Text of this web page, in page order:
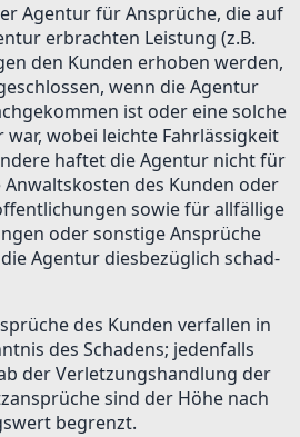
Agentur für Ansprüche, die auf
erbrachten Leistung (z.B.
den Kunden erhoben werden,
wenn die Agentur
ist oder eine solche
wobei leichte Fahrlässigkeit
haftet die Agentur nicht für
des Kunden oder
sowie für allfällige
oder sonstige Ansprüche
Agentur diesbezüglich schad-
des Kunden verfallen in
des Schadens; jedenfalls
der Verletzungshandlung der
sind der Höhe nach
begrenzt.